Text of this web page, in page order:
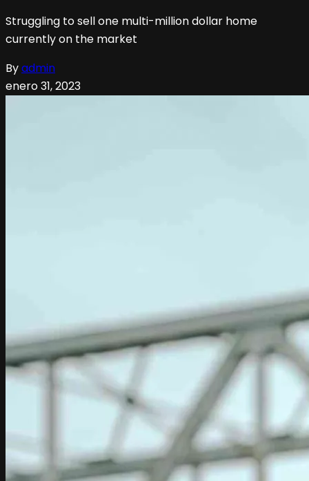
Struggling to sell one multi-million dollar home
currently on the market
Byadmin
enero 31, 2023